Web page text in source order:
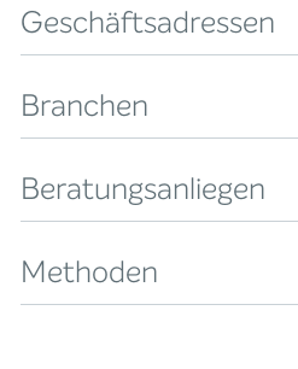
Geschäftsadressen
Branchen
Beratungsanliegen
Methoden